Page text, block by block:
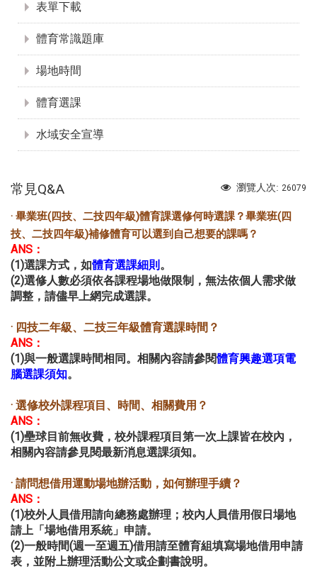
表單下載
體育常識題庫
場地時間
體育選課
水域安全宣導
瀏覽人次: 26079
常見Q&A
· 畢業班(四技、二技四年級)體育課選修何時選課？畢業班(四
技、二技四年級)補修體育可以選到自己想要的課嗎？
ANS：
(1)選課方式，如體育選課細則 。
(2)選修人數必須依各課程場地做限制，無法依個人需求做
調整，請儘早上網完成選課。
· 四技二年級、二技三年級體育選課時間？
ANS：
(1)與一般選課時間相同。相關內容請參閱體育興趣選項電
腦選課須知。
· 選修校外課程項目、時間、相關費用？
ANS：
(1)壘球目前無收費，校外課程項目第一次上課皆在校內，
相關內容請參見閱最新消息選課須知。
· 請問想借用運動場地辦活動，如何辦理手續？
ANS：
(1)校外人員借用請向總務處辦理；校內人員借用假日場地
請上「場地借用系統」申請。
(2)一般時間(週一至週五)借用請至體育組填寫場地借用申請
表，並附上辦理活動公文或企劃書說明。